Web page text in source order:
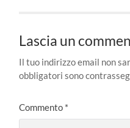
Lascia un
Il tuo indirizzo email non
obbligatori sono
Commento *